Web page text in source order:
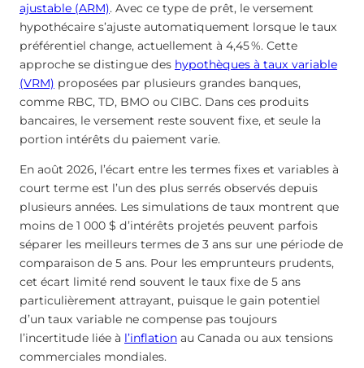
ajustable (ARM). Avec ce type de prêt, le versement
hypothécaire s’ajuste automatiquement lorsque le taux
préférentiel change, actuellement à 4,45%. Cette
approche se distingue des hypothèques à taux variable
(VRM) proposées par plusieurs grandes banques,
comme RBC, TD, BMO ou CIBC. Dans ces produits
bancaires, le versement reste souvent fixe, et seule la
portion intérêts du paiement varie.
En août 2026, l’écart entre les termes fixes et variables à
court terme est l’un des plus serrés observés depuis
plusieurs années. Les simulations de taux montrent que
moins de 1 000 $ d’intérêts projetés peuvent parfois
séparer les meilleurs termes de 3 ans sur une période de
comparaison de 5 ans. Pour les emprunteurs prudents,
cet écart limité rend souvent le taux fixe de 5 ans
particulièrement attrayant, puisque le gain potentiel
d’un taux variable ne compense pas toujours
l’incertitude liée à l’inflation au Canada ou aux tensions
commerciales mondiales.